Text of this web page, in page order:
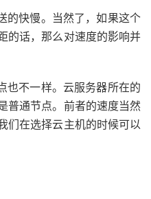
的快慢。当然了，如果这个
的话，那么对速度的影响并
也不一样。云服务器所在的
普通节点。前者的速度当然
们在选择云主机的时候可以